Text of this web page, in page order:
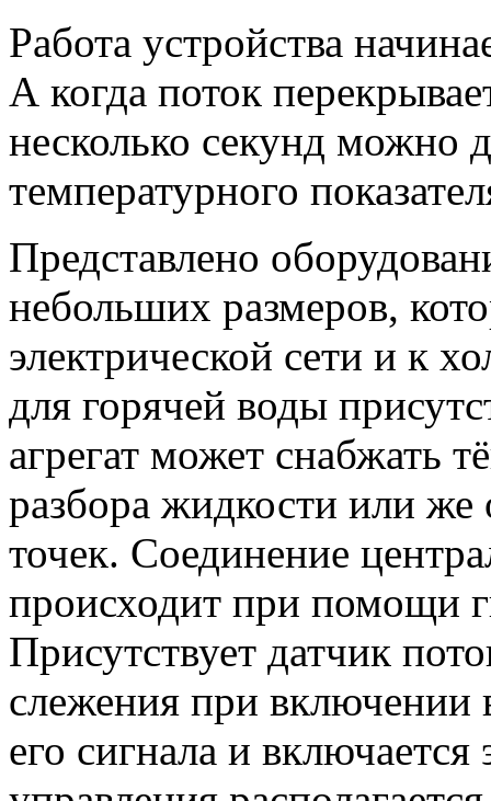
Работа устройства
А когда поток
несколько секунд можно
температурного
Представлено
небольших размеров,
электрической сети и к
для горячей воды
агрегат может снабжать
разбора жидкости или же
точек. Соединение
происходит при помощи
Присутствует датчик
слежения при включении
его сигнала и